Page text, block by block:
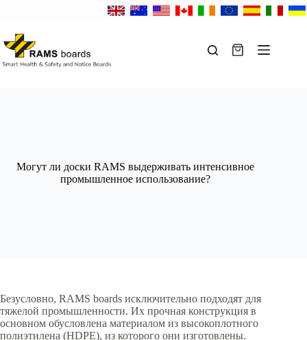
Корзина
Могут ли доски RAMS выдерживать интенсивное
промышленное использование?
Безусловно, RAMS boards исключительно подходят для
тяжелой промышленности. Их прочная конструкция в
основном обусловлена материалом из высокоплотного
полиэтилена (HDPE), из которого они изготовлены.